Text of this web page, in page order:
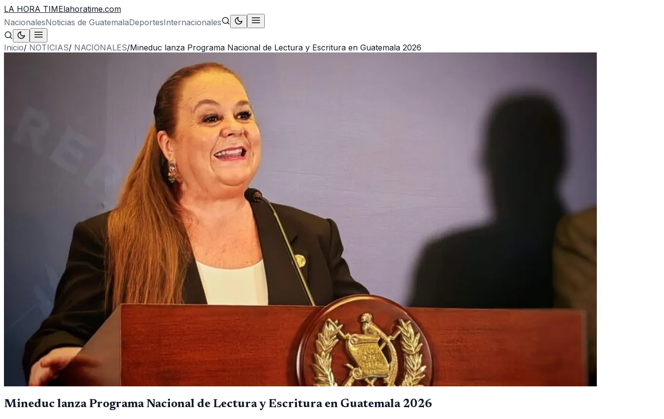
LA HORA TIMElahoratime.com
NacionalesNoticias de GuatemalaDeportesInternacionales
Inicio/ NOTICIAS/ NACIONALES/Mineduc lanza Programa Nacional de Lectura y Escritura en Guatemala 2026
Mineduc lanza Programa Nacional de Lectura y Escritura en Guatemala 2026